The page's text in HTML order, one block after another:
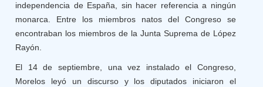
independencia de España, sin hacer referencia a ningún
monarca. Entre los miembros natos del Congreso se
encontraban los miembros de la Junta Suprema de López
Rayón.
El 14 de septiembre, una vez instalado el Congreso,
Morelos leyó un discurso y los diputados iniciaron el